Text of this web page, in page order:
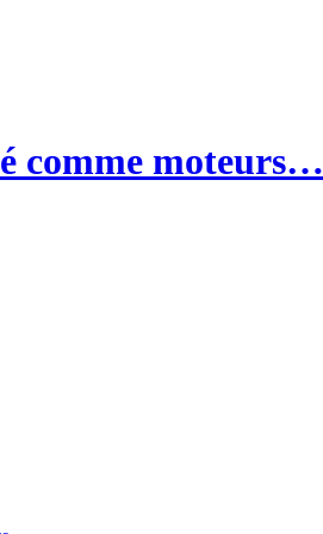
comme moteurs…